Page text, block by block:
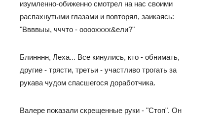
изумленно-обиженно смотрел на нас своими
распахнутыми глазами и повторял, заикаясь:
"Ввввыы, чччто - оооохххх&ели?"
Блинннн, Леха... Все кинулись, кто - обнимать,
другие - трясти, третьи - участливо трогать за
рукава чудом спасшегося доработчика.
Валере показали скрещенные руки - "Стоп". Он